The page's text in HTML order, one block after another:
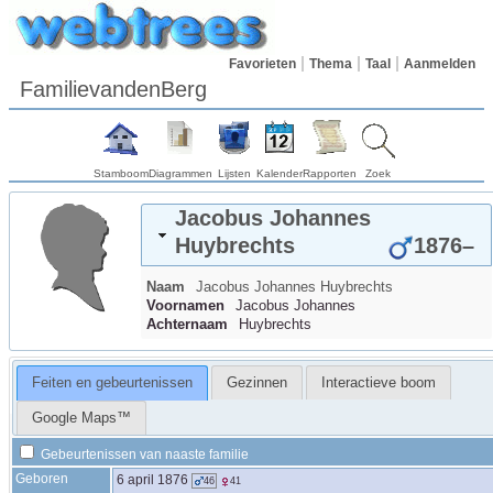
Favorieten Thema Taal Aanmelden
FamilievandenBerg
StamboomDiagrammen Lijsten KalenderRapporten Zoek
Jacobus Johannes
Huybrechts
1876–
Naam Jacobus Johannes Huybrechts
Voornamen
Jacobus Johannes
Achternaam
Huybrechts
Feiten en gebeurtenissen Gezinnen Interactieve boom
Google Maps™
Gebeurtenissen van naaste familie
Geboren
6 april 1876 46 41